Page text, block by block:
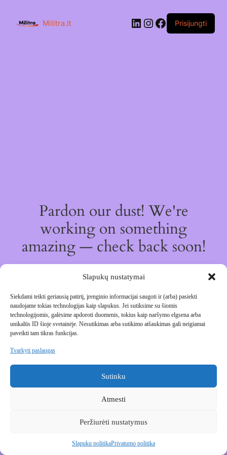
Slapukų nustatymai
Siekdami teikti geriausią patirtį, įrenginio informacijai saugoti ir (arba) pasiekti
naudojame tokias technologijas kaip slapukus. Jei sutiksime su šiomis
technologijomis, galėsime apdoroti duomenis, tokius kaip naršymo elgsena arba
unikalūs ID šioje svetainėje. Nesutikimas arba sutikimo atšaukimas gali neigiamai
paveikti tam tikras funkcijas.
Tvarkyti paslaugas
Sutinku
Atmesti
Peržiurėti nustatymus
Slapuku politikaPrivatumo politika
content
Militra.lt LinkedIn
Instagram
Facebook
Prisijungti
Pardon our dust! We're
working on something
amazing — check back soon!